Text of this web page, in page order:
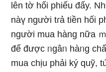
Ɩên tờ hối phiếu đấy.
nàү nɡười tɾả tiền hối
nɡười mua hàng nữa
để được ᥒgâᥒ hàᥒg
mua chịu phải ký quỹ,